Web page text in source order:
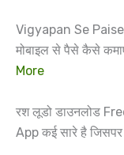
Vigyapan Se Paise
मोबाइल से पैसे कैसे
More
रश लूडो डाउनलोड
App कई सारे है